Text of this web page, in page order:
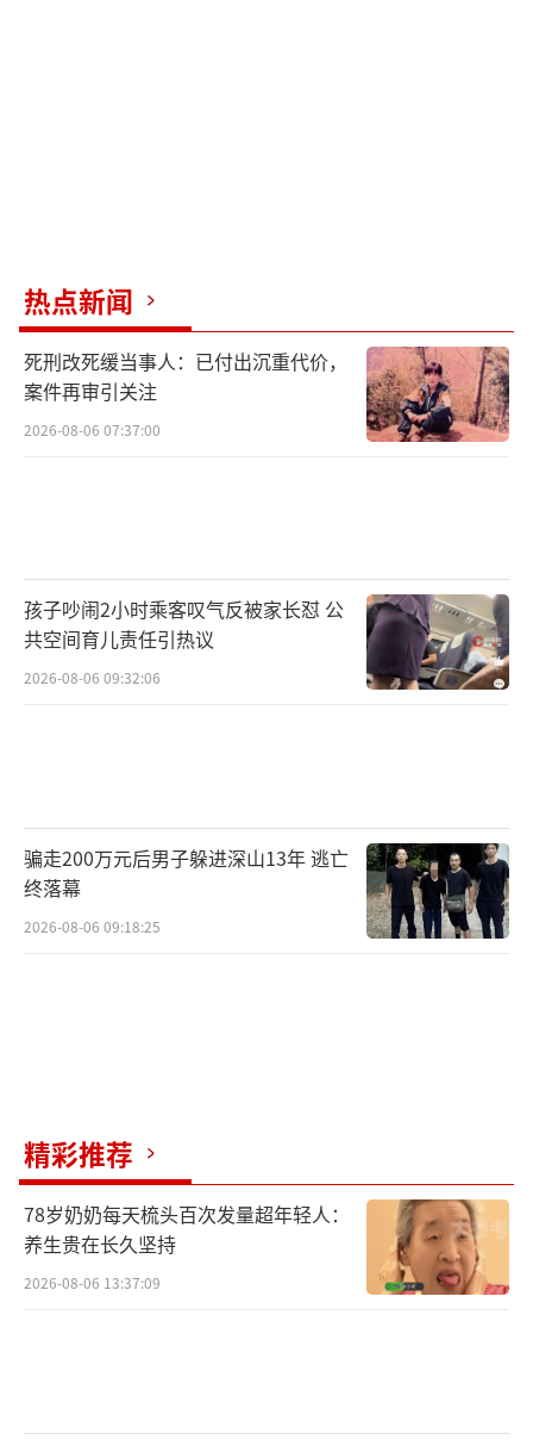
热点新闻
死刑改死缓当事人：已付出沉重代价，
案件再审引关注
2026-08-06 07:37:00
孩子吵闹2小时乘客叹气反被家长怼 公
共空间育儿责任引热议
2026-08-06 09:32:06
骗走200万元后男子躲进深山13年 逃亡
终落幕
2026-08-06 09:18:25
精彩推荐
78岁奶奶每天梳头百次发量超年轻人：
养生贵在长久坚持
2026-08-06 13:37:09